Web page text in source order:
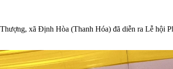
xã Định Hòa (Thanh Hóa) đã diễn ra Lễ hội